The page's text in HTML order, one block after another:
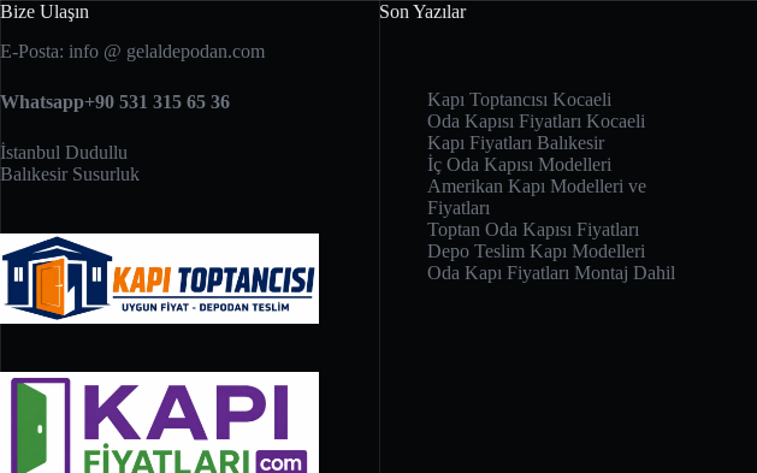
Bize Ulaşın
E-Posta: info @ gelaldepodan.com
Whatsapp+90 531 315 65 36
İstanbul Dudullu
Balıkesir Susurluk
Son Yazılar
Kapı Toptancısı Kocaeli
Oda Kapısı Fiyatları Kocaeli
Kapı Fiyatları Balıkesir
İç Oda Kapısı Modelleri
Amerikan Kapı Modelleri ve
Fiyatları
Toptan Oda Kapısı Fiyatları
Depo Teslim Kapı Modelleri
Oda Kapı Fiyatları Montaj Dahil